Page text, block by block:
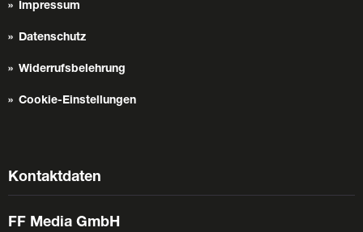
Impressum
Datenschutz
Widerrufsbelehrung
Cookie-Einstellungen
Kontaktdaten
FF Media GmbH